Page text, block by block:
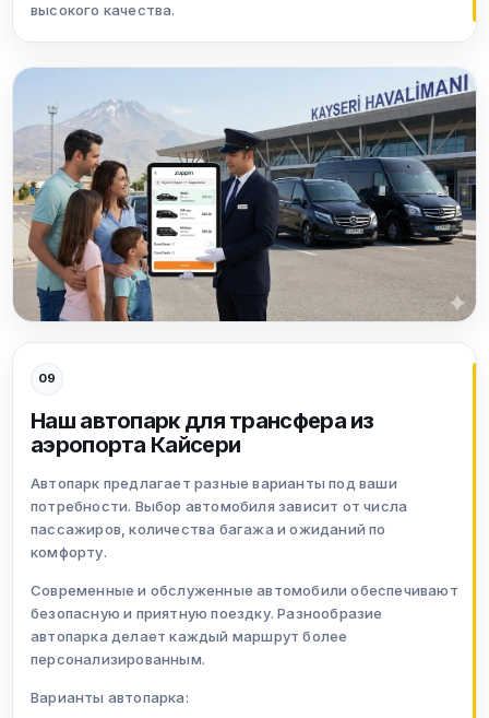
высокого качества.
09
Наш автопарк для трансфера из
аэропорта Кайсери
Автопарк предлагает разные варианты под ваши
потребности. Выбор автомобиля зависит от числа
пассажиров, количества багажа и ожиданий по
комфорту.
Современные и обслуженные автомобили обеспечивают
безопасную и приятную поездку. Разнообразие
автопарка делает каждый маршрут более
персонализированным.
Варианты автопарка: